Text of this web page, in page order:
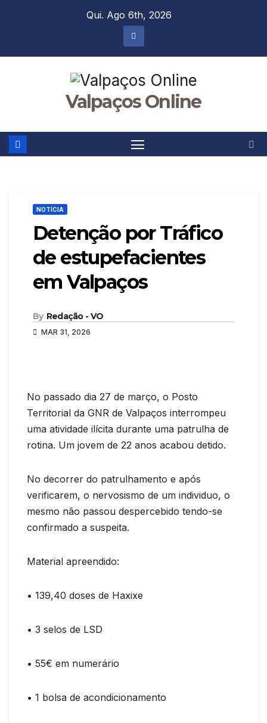
Qui. Ago 6th, 2026
Valpaços Online
NOTÍCIA
Detenção por Tráfico
de estupefacientes
em Valpaços
By Redação - VO
MAR 31, 2026
No passado dia 27 de março, o Posto
Territorial da GNR de Valpaços interrompeu
uma atividade ilícita durante uma patrulha de
rotina. Um jovem de 22 anos acabou detido.
No decorrer do patrulhamento e após
verificarem, o nervosismo de um individuo, o
mesmo não passou despercebido tendo-se
confirmado a suspeita.
Material apreendido:
• 139,40 doses de Haxixe
• 3 selos de LSD
• 55€ em numerário
• 1 bolsa de acondicionamento